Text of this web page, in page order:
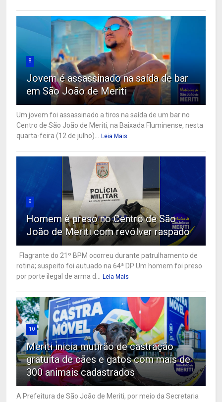
8
Jovem é assassinado na saída de bar
em São João de Meriti
Um jovem foi assassinado a tiros na saída de um bar no
Centro de São João de Meriti, na Baixada Fluminense, nesta
quarta-feira (12 de julho)... Leia Mais
9
Homem é preso no Centro de São
João de Meriti com revólver raspado
Flagrante do 21º BPM ocorreu durante patrulhamento de
rotina; suspeito foi autuado na 64ª DP Um homem foi preso
por porte ilegal de arma d... Leia Mais
10
Meriti inicia mutirão de castração
gratuita de cães e gatos com mais de
300 animais cadastrados
A Prefeitura de São João de Meriti, por meio da Secretaria